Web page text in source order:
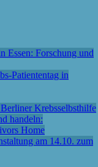
Essen: Forschung und
Patiententag in
Krebsselbsthilfe
handeln:
Home
am 14.10. zum